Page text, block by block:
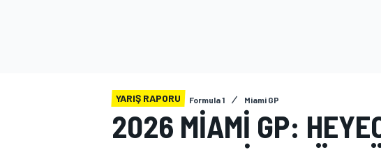
YARIŞ RAPORU Formula 1 Miami GP
2026 MIAMI GP: